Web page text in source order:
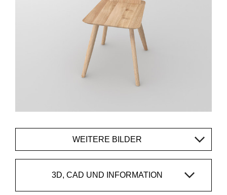
WEITERE BILDER
3D, CAD UND INFORMATION